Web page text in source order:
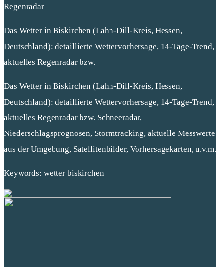
Regenradar
Das Wetter in Biskirchen (Lahn-Dill-Kreis, Hessen,
Deutschland): detaillierte Wettervorhersage, 14-Tage-Trend,
aktuelles Regenradar bzw.
Das Wetter in Biskirchen (Lahn-Dill-Kreis, Hessen,
Deutschland): detaillierte Wettervorhersage, 14-Tage-Trend,
aktuelles Regenradar bzw. Schneeradar,
Niederschlagsprognosen, Stormtracking, aktuelle Messwerte
aus der Umgebung, Satellitenbilder, Vorhersagekarten, u.v.m.
Keywords: wetter biskirchen